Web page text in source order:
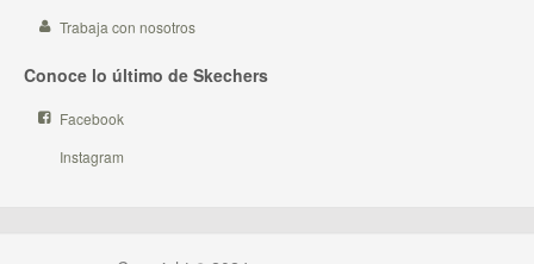
Trabaja con nosotros
Conoce lo último de Skechers
Facebook
Instagram